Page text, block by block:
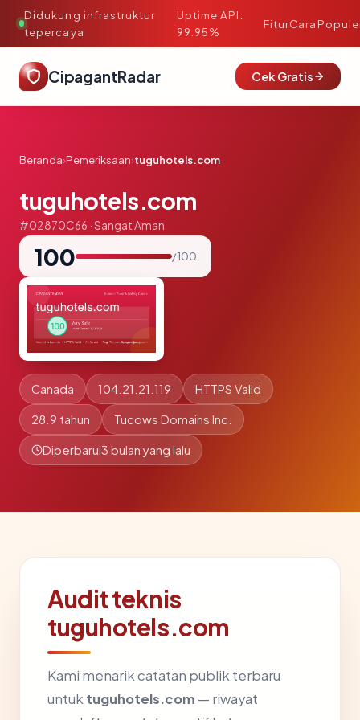
Didukung infrastruktur
tepercaya
·
Uptime API:
99.95%
FiturCara
CipagantRadar Cek Gratis
Beranda›Pemeriksaan›tuguhotels.com
tuguhotels.com
#02870C66 · Sangat Aman
100 / 100
Canada 104.21.21.119 HTTPS Valid
28.9 tahun Tucows Domains Inc.
Diperbarui3 bulan yang lalu
Audit teknis
tuguhotels.com
Kami menarik catatan publik terbaru
untuk tuguhotels.com — riwayat